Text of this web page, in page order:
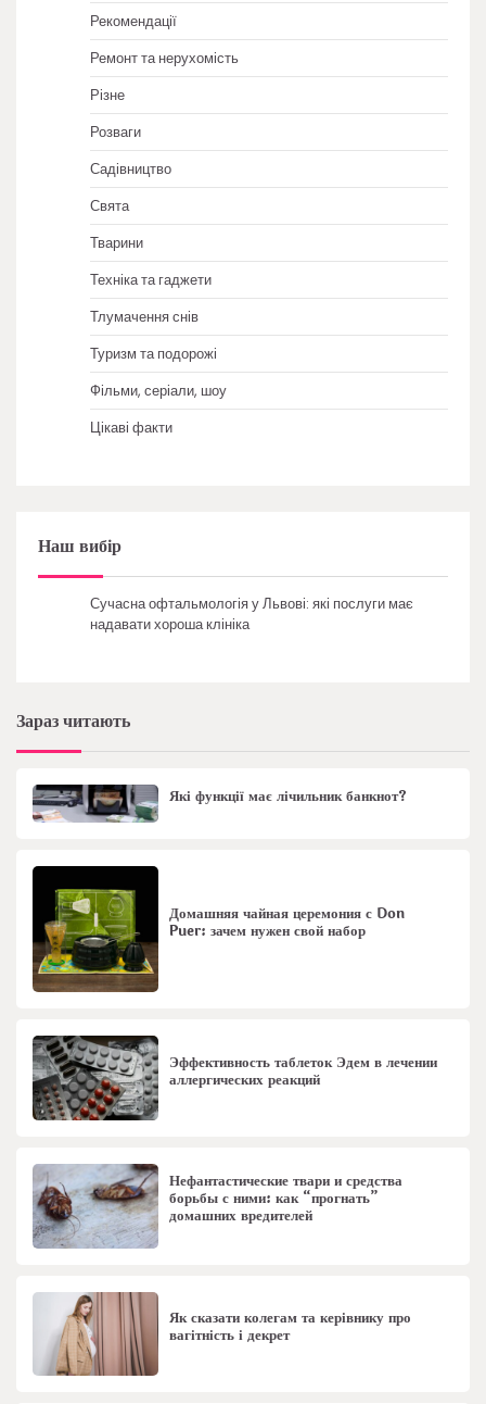
Рекомендації
Ремонт та нерухомість
Різне
Розваги
Садівництво
Свята
Тварини
Техніка та гаджети
Тлумачення снів
Туризм та подорожі
Фільми, серіали, шоу
Цікаві факти
Наш вибір
Сучасна офтальмологія у Львові: які послуги має
надавати хороша клініка
Зараз читають
Які функції має лічильник банкнот?
Домашняя чайная церемония с Don
Puer: зачем нужен свой набор
Эффективность таблеток Эдем в лечении
аллергических реакций
Нефантастические твари и средства
борьбы с ними: как “прогнать”
домашних вредителей
Як сказати колегам та керівнику про
вагітність і декрет